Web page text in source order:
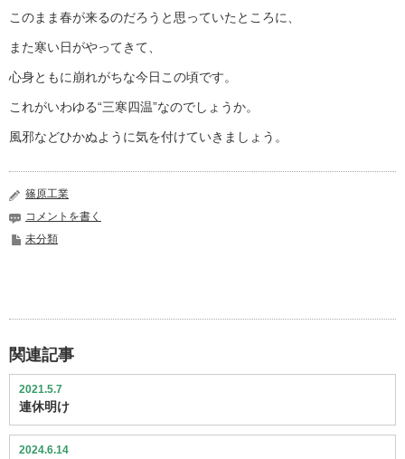
このまま春が来るのだろうと思っていたところに、
また寒い日がやってきて、
心身ともに崩れがちな今日この頃です。
これがいわゆる“三寒四温”なのでしょうか。
風邪などひかぬように気を付けていきましょう。
篠原工業
コメントを書く
未分類
関連記事
2021.5.7
連休明け
2024.6.14